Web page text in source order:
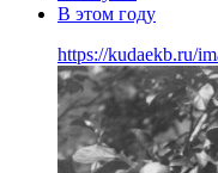
В этом году
https://kudaekb.ru/